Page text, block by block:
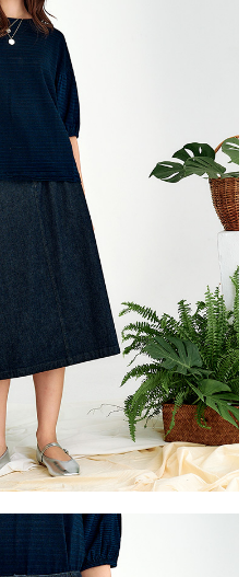
で、ご注意ください。AFTEE アプ
るとお支払い期限を最長 45 日以内
日と、AFTEEで延長できる日数をも
と、商品を受け取るまで支払い期限
け取れない場合があります（例：予
）。そのため、商品到着の有無に関
お支払いください。
果及び当社の審査の結果に基づ
けます。
以下当サービスという）はネットプ
）が提供し、AFTEEが代金を徴収し
なければならない個人情報（注文者
話番号、受取人住所を含むがこれに
ビスで必要な範囲内で利用されま
利用について、詳細はAFTEE公式ホ
及び利用に関する声明』をご参照く
）。
過すれば、最高額がNT$10,000にな
の金額に基づいて年利20%の遅延滞
は、事前に法定代理人または後見人
で送料無料
で送料無料
で送料無料
で送料無料
送料無料